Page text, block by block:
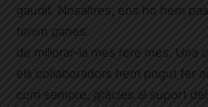
gaudit. Nosaltres, ens ho hem
tenim ganes
de millorar-la mes rere mes. Una
els col·laboradors hem pogut fer
com sempre, gràcies al suport